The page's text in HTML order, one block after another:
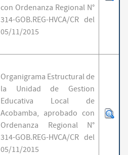
con Ordenanza Regional N°
314-GOB.REG-HVCA/CR del
05/11/2015
Organigrama Estructural de
la Unidad de Gestion
Educativa Local de
Acobamba, aprobado con
Ordenanza Regional N°
314-GOB.REG-HVCA/CR del
05/11/2015